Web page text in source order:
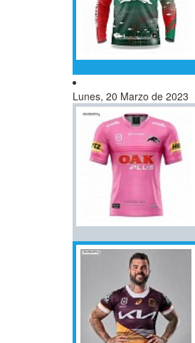
Lunes, 20 Marzo de 2023